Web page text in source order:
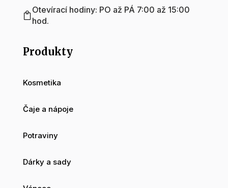

Otevírací hodiny: PO až PÁ 7:00 až 15:00
hod.
Produkty
Kosmetika
Čaje a nápoje
Potraviny
Dárky a sady